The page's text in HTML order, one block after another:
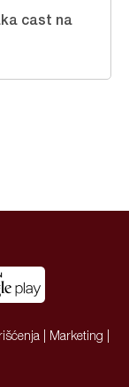
cast na
Marketing